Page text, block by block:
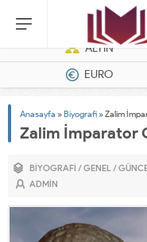
Dizel Jeneratörler
ALTIN
EURO
Anasayfa »Biyografi »Zalim
Zalim İmparator
BIYOGRAFI /GENEL/
ADMIN